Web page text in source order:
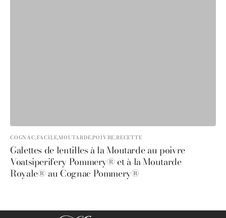
COGNAC,FACILE,MOUTARDE,POIVRE,RECETTE
Galettes de lentilles à la Moutarde au poivre
Voatsiperifery Pommery® et à la Moutarde
Royale® au Cognac Pommery®